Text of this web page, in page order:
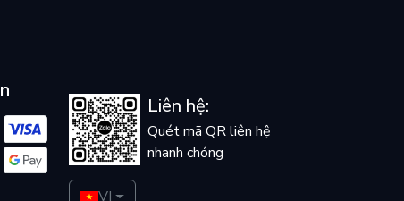
Liên hệ:
Quét mã QR liên hệ
nhanh chóng
VI